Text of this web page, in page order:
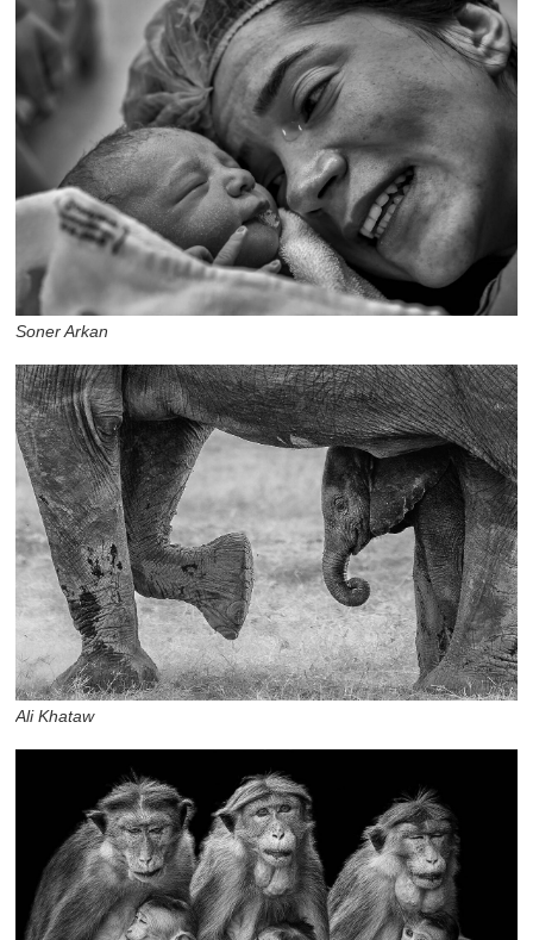
Soner Arkan
Ali Khataw